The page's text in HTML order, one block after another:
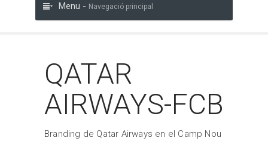
Menu - Navegació principal
QATAR
AIRWAYS-FCB
Branding de Qatar Airways en el Camp Nou